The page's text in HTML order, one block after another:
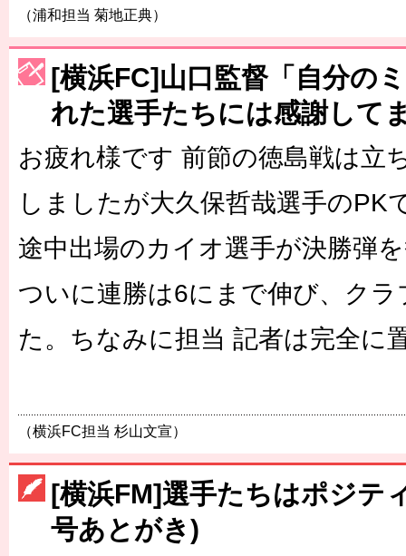
（浦和担当 菊地正典）
[横浜FC]山口監督「自分の
れた選手たちには感謝して
お疲れ様です 前節の徳島戦は立
しましたが大久保哲哉選手のPK
途中出場のカイオ選手が決勝弾
ついに連勝は6にまで伸び、ク
た。ちなみに担当 記者は完全
（横浜FC担当 杉山文宣）
[横浜FM]選手たちはポジテ
号あとがき)